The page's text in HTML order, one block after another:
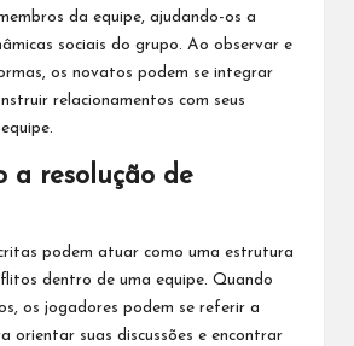
da equipe, ajudando-os a
sociais do grupo. Ao observar e
os novatos podem se integrar
relacionamentos com seus
a resolução de
podem atuar como uma estrutura
dentro de uma equipe. Quando
os jogadores podem se referir a
orientar suas discussões e encontrar